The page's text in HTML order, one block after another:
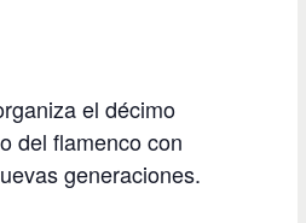
el décimo
del flamenco con
generaciones.